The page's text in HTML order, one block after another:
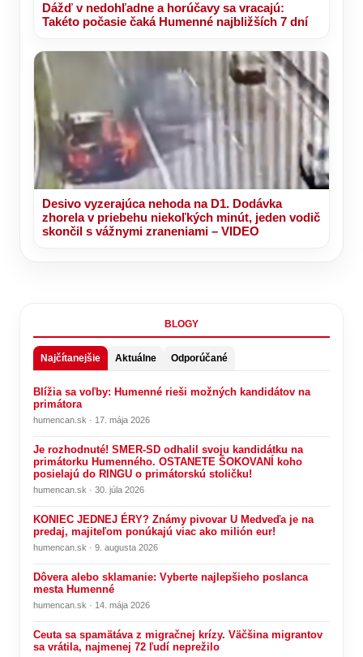
Dážď v nedohľadne a horúčavy sa vracajú:
Takéto počasie čaká Humenné najbližších 7 dní
Desivo vyzerajúca nehoda na D1. Dodávka
zhorela v priebehu niekoľkých minút, jeden vodič
skončil s vážnymi zraneniami – VIDEO
BLOGY
Najčítanejšie Aktuálne Odporúčané
Blížia sa voľby: Humenné rieši možných kandidátov na
primátora
humencan.sk · 17. mája 2026
Je rozhodnuté! SMER-SD odhalil svoju kandidátku na
primátorku Humenného. OSTANETE ŠOKOVANÍ koho
posielajú do RINGU o primátorskú stoličku!
humencan.sk · 30. júla 2026
KONIEC JEDNEJ ÉRY? Známy pivovar U Medveďa je na
predaj, majiteľom ponúkajú viac ako milión eur!
humencan.sk · 9. augusta 2026
Dôvera alebo sklamanie: Vyberte najlepšieho poslanca
mesta Humenné
humencan.sk · 14. mája 2026
Ceuta sa spamätáva z migračnej krízy. Väčšina migrantov
sa vrátila, najmenej 72 ľudí neprežilo